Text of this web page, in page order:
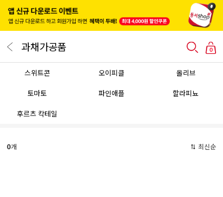
과채가공품 0
스위트콘 오이피클 올리브
토마토 파인애플 할라피뇨
후르츠 칵테일
0개 최신순